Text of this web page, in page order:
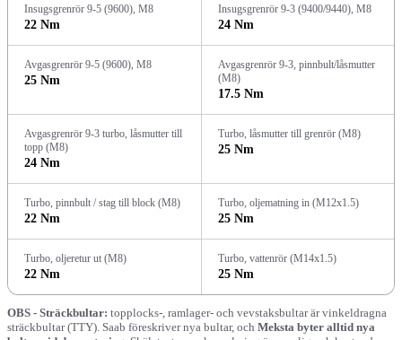
Insugsgrenrör 9-5 (9600), M8
22 Nm
Insugsgrenrör 9-3 (9400/9440), M8
24 Nm
Avgasgrenrör 9-5 (9600), M8
25 Nm
Avgasgrenrör 9-3, pinnbult/låsmutter
(M8)
17.5 Nm
Avgasgrenrör 9-3 turbo, låsmutter till
topp (M8)
24 Nm
Turbo, låsmutter till grenrör (M8)
25 Nm
Turbo, pinnbult / stag till block (M8)
22 Nm
Turbo, oljematning in (M12x1.5)
25 Nm
Turbo, oljeretur ut (M8)
22 Nm
Turbo, vattenrör (M14x1.5)
25 Nm
OBS - Sträckbultar: topplocks-, ramlager- och vevstaksbultar är vinkeldragna
sträckbultar (TTY). Saab föreskriver nya bultar, och Meksta byter alltid nya